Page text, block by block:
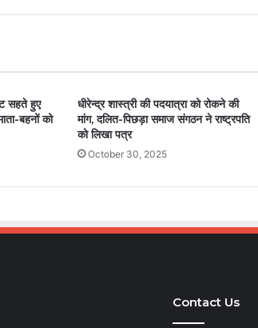
सहते हुए
बहनों को
धीरेन्द्र शास्त्री की पदयात्रा को रोकने की
मांग, दलित-पिछड़ा समाज संगठन ने राष्ट्रपति
को लिखा पत्र
October 30, 2025
Contact Us